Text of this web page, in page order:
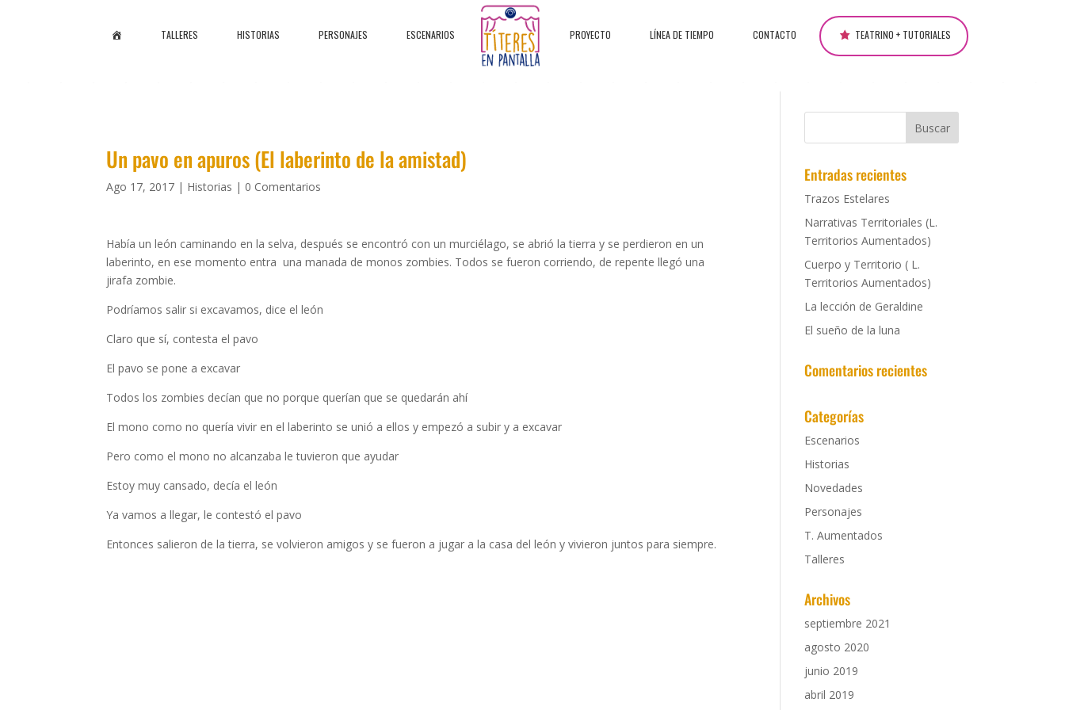
I
TALLERES HISTORIAS PERSONAJES ESCENARIOS PROYECTO LÍNEA DE TIEMPO CONTACTO TEATRINO + TUTORIALES
Un pavo en apuros (El laberinto de la amistad)
Ago 17, 2017 | Historias | 0 Comentarios
Había un león caminando en la selva, después se encontró con un murciélago, se abrió la tierra y se perdieron en un
laberinto, en ese momento entra una manada de monos zombies. Todos se fueron corriendo, de repente llegó una
jirafa zombie.
Podríamos salir si excavamos, dice el león
Claro que sí, contesta el pavo
El pavo se pone a excavar
Todos los zombies decían que no porque querían que se quedarán ahí
El mono como no quería vivir en el laberinto se unió a ellos y empezó a subir y a excavar
Pero como el mono no alcanzaba le tuvieron que ayudar
Estoy muy cansado, decía el león
Ya vamos a llegar, le contestó el pavo
Entonces salieron de la tierra, se volvieron amigos y se fueron a jugar a la casa del león y vivieron juntos para siempre.
Entradas recientes
Trazos Estelares
Narrativas Territoriales (L.
Territorios Aumentados)
Cuerpo y Territorio ( L.
Territorios Aumentados)
La lección de Geraldine
El sueño de la luna
Comentarios recientes
Categorías
Escenarios
Historias
Novedades
Personajes
T. Aumentados
Talleres
Archivos
septiembre 2021
agosto 2020
junio 2019
abril 2019